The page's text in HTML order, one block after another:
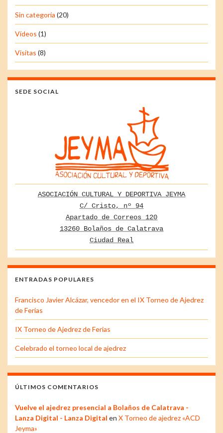
Sin categoría (20)
Vídeos (1)
Visitas (8)
SEDE SOCIAL
ASOCIACIÓN CULTURAL Y DEPORTIVA JEYMA
C/ Cristo, nº 94
Apartado de Correos 120
13260 Bolaños de Calatrava
Ciudad Real
ENTRADAS POPULARES
Francisco Javier Alcázar, vencedor en el IX Torneo de Ajedrez
de Ferias
IX Torneo de Ajedrez de Ferias
Celebrado el torneo local de ajedrez
ÚLTIMOS COMENTARIOS
Vuelve el ajedrez presencial a Bolaños de Calatrava -
Lanza Digital - Lanza Digital en X Torneo de ajedrez «ACD
Jeyma»